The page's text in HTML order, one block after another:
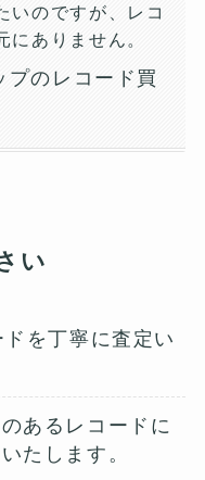
いのですが、レコ
にありません。
プのレコード買
い
を丁寧に査定い
あるレコードに
たします。